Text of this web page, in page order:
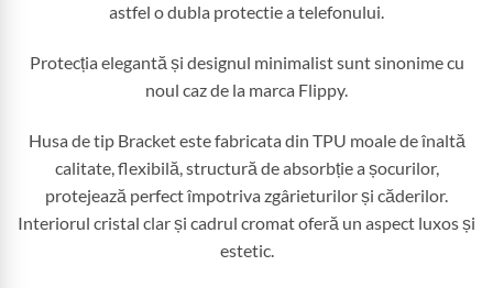
astfel o dubla protectie a telefonului.
Protecția elegantă și designul minimalist sunt sinonime cu
noul caz de la marca Flippy.
Husa de tip Bracket este fabricata din TPU moale de înaltă
calitate, flexibilă, structură de absorbție a șocurilor,
protejează perfect împotriva zgârieturilor și căderilor.
Interiorul cristal clar și cadrul cromat oferă un aspect luxos și
estetic.